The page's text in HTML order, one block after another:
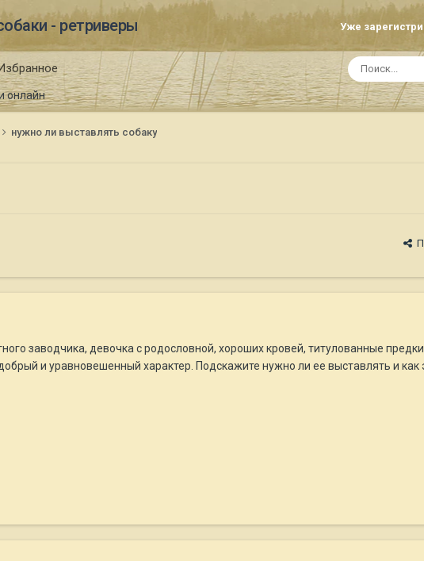
- ретриверы Уже
онлайн
нужно ли выставлять собаку
заводчика, девочка с родословной, хороших кровей, титулованные
и уравновешенный характер. Подскажите нужно ли ее выставлять и как